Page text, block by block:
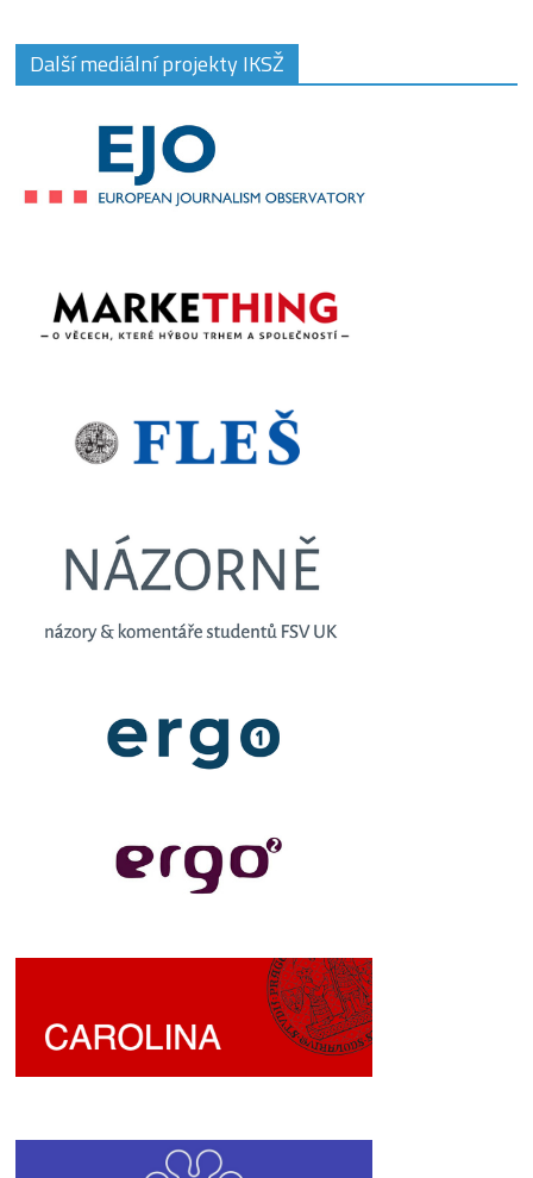
Další mediální projekty IKSŽ